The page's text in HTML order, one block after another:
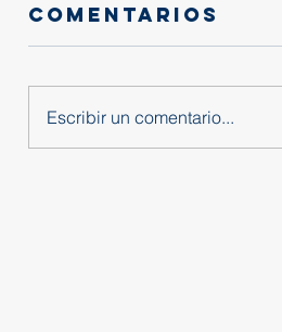
Comentarios
Escribir un comentario...